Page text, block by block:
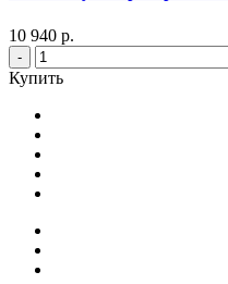
10 940 р.
-
Купить